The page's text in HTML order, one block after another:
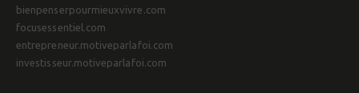
bienpenserpourmieuxvivre.com
focusessentiel.com
entrepreneur.motiveparlafoi.com
investisseur.motiveparlafoi.com